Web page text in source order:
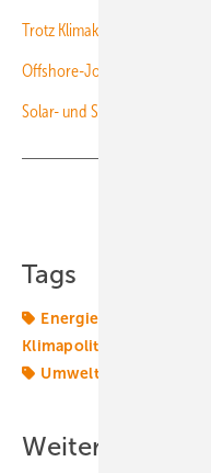
Trotz Klimakrise: Offshore-
Offshore-Jobs? Die gibt’s
Solar- und Speicherausbau
Tags
Energiemarkt
Klimapolitik
Umweltschutz
Weitere Inhalte